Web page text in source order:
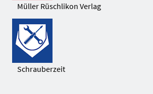
Müller Rüschlikon Verlag
Schrauberzeit